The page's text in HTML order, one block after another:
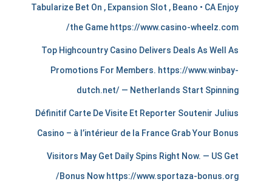
c
h
a
n
s
Tabularize Bet On , Expansion Slot , Beano • CA Enjoy
the Game https://www.casino-wheelz.com/
Top Highcountry Casino Delivers Deals As Well As
Promotions For Members. https://www.winbay-
dutch.net/ — Netherlands Start Spinning
Définitif Carte De Visite Et Reporter Soutenir Julius
Casino – à l’intérieur de la France Grab Your Bonus
Visitors May Get Daily Spins Right Now. — US Get
Bonus Now https://www.sportaza-bonus.org/